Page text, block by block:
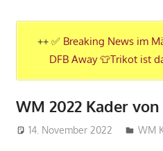
2022
++ ✅ Breaking News im
DFB Away 👕Trikot ist
WM 2022 Kader
14. November 2022 WM